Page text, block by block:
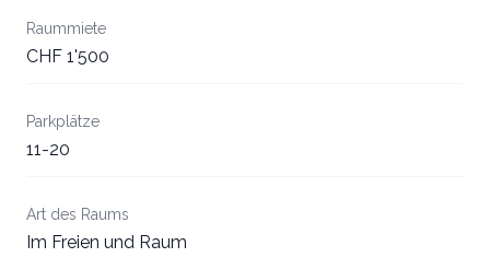
Raummiete
CHF 1'500
Parkplätze
11-20
Art des Raums
Im Freien und Raum